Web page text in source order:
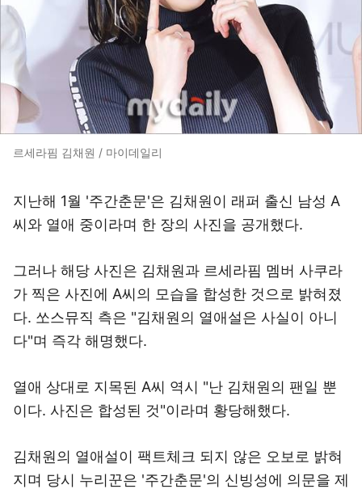
르세라핌 김채원 / 마이데일리
지난해 1월 '주간춘문'은 김채원이 래퍼 출신 남성 A
씨와 열애 중이라며 한 장의 사진을 공개했다.
그러나 해당 사진은 김채원과 르세라핌 멤버 사쿠라
가 찍은 사진에 A씨의 모습을 합성한 것으로 밝혀졌
다. 쏘스뮤직 측은 "김채원의 열애설은 사실이 아니
다"며 즉각 해명했다.
열애 상대로 지목된 A씨 역시 "난 김채원의 팬일 뿐
이다. 사진은 합성된 것"이라며 황당해했다.
김채원의 열애설이 팩트체크 되지 않은 오보로 밝혀
지며 당시 누리꾼은 '주간춘문'의 신빙성에 의문을 제